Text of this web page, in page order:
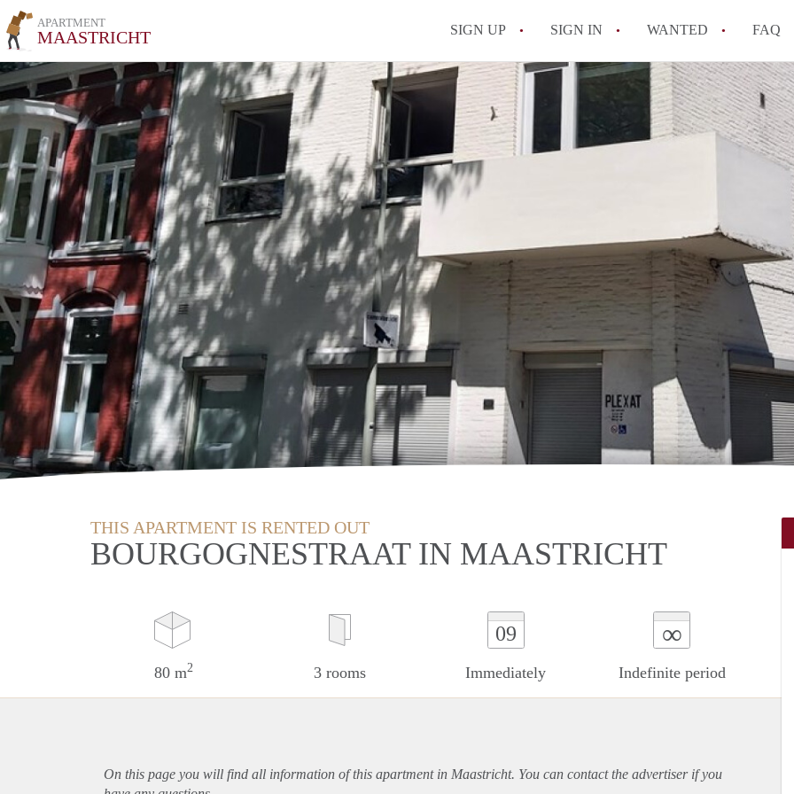
APARTMENT
MAASTRICHT SIGN UP SIGN IN WANTED FAQ
THIS APARTMENT IS RENTED OUT
BOURGOGNESTRAAT IN MAASTRICHT
80 m2 3 rooms
09
Immediately
∞
Indefinite period
On this page you will find all information of this apartmentin Maastricht. You can contact the advertiser if you